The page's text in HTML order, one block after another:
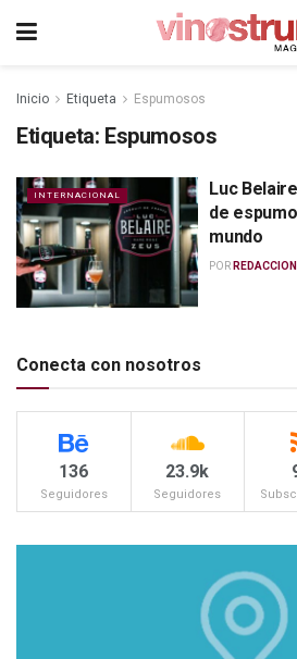
Inicio Etiqueta Espumosos
Etiqueta: Espumosos
INTERNACIONAL
Luc
de
mundo
POR REDACCION
Conecta con nosotros
136
Seguidores
23.9k
Seguidores